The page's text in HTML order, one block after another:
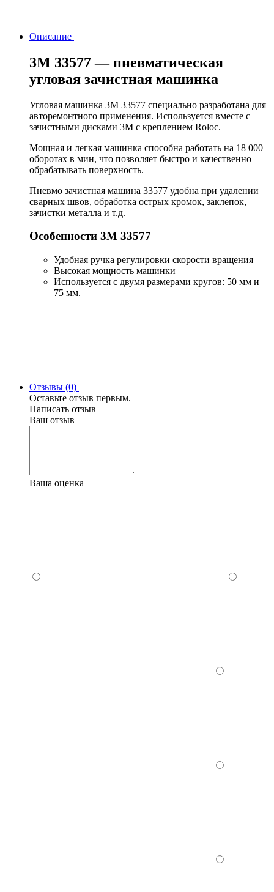
Описание
3M 33577 — пневматическая
угловая зачистная машинка
Угловая машинка 3M 33577 специально разработана для
авторемонтного применения. Используется вместе с
зачистными дисками 3M с креплением Roloc.
Мощная и легкая машинка способна работать на 18 000
оборотах в мин, что позволяет быстро и качественно
обрабатывать поверхность.
Пневмо зачистная машина 33577 удобна при удалении
сварных швов, обработка острых кромок, заклепок,
зачистки металла и т.д.
Особенности 3M 33577
Удобная ручка регулировки скорости вращения
Высокая мощность машинки
Используется с двумя размерами кругов: 50 мм и
75 мм.
Отзывы (0)
Оставьте отзыв первым.
Написать отзыв
Ваш отзыв
Ваша оценка